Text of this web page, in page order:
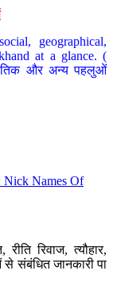
geographical,
at a glance. (
और अन्य पहलुओं
Nick Names Of
रिवाज, त्यौहार,
संबंधित जानकारी पा